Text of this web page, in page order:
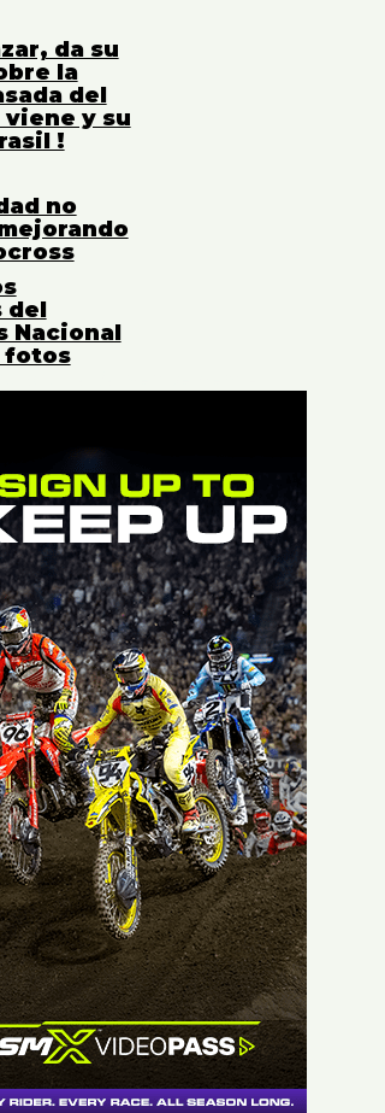
da su
la
del
viene y su
!
no
del
Nacional
fotos